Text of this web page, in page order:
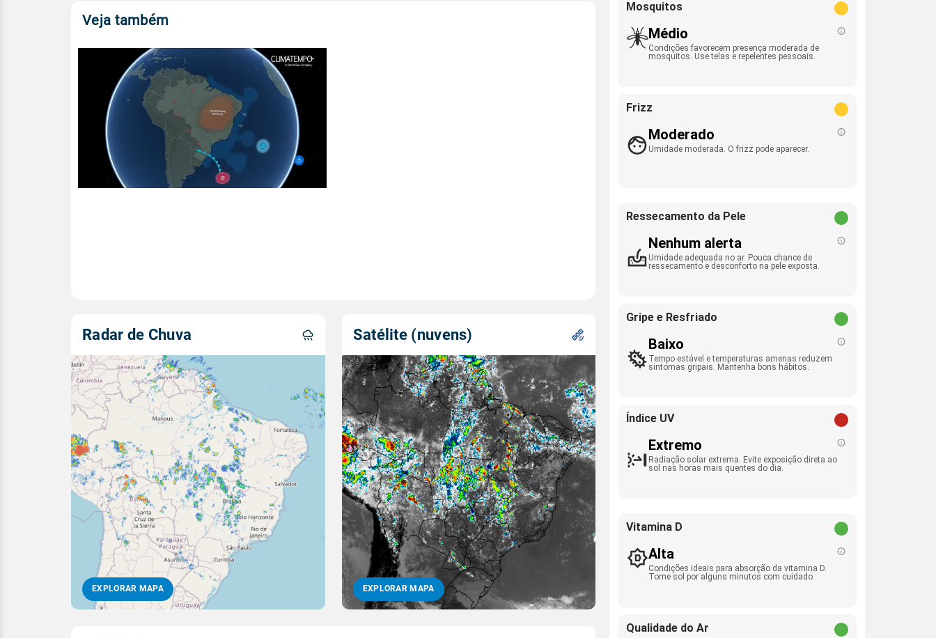
Veja também
Radar de Chuva
EXPLORAR MAPA
Satélite (nuvens)
EXPLORAR MAPA
Mosquitos
Médio
Condições favorecem presença moderada de
mosquitos. Use telas e repelentes pessoais.
Frizz
Moderado
Umidade moderada. O frizz pode aparecer.
Ressecamento da Pele
Nenhum alerta
Umidade adequada no ar. Pouca chance de
ressecamento e desconforto na pele exposta.
Gripe e Resfriado
Baixo
Tempo estável e temperaturas amenas reduzem
sintomas gripais. Mantenha bons hábitos.
Índice UV
Extremo
Radiação solar extrema. Evite exposição direta ao
sol nas horas mais quentes do dia.
Vitamina D
Alta
Condições ideais para absorção da vitamina D.
Tome sol por alguns minutos com cuidado.
Qualidade do Ar